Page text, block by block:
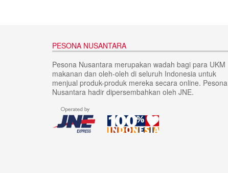
PESONA NUSANTARA
Pesona Nusantara merupakan wadah bagi para UKM
makanan dan oleh-oleh di seluruh Indonesia untuk
menjual produk-produk mereka secara online. Pesona
Nusantara hadir dipersembahkan oleh JNE.